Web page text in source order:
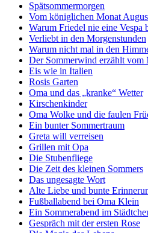
Spätsommermorgen
Vom königlichen Monat
Warum Friedel nie eine Vespa
Verliebt in den Morgenstunden
Warum nicht mal in den
Der Sommerwind erzählt vom
Eis wie in Italien
Rosis Garten
Oma und das „kranke“ Wetter
Kirschenkinder
Oma Wolke und die faulen
Ein bunter Sommertraum
Greta will verreisen
Grillen mit Opa
Die Stubenfliege
Die Zeit des kleinen Sommers
Das ungesagte Wort
Alte Liebe und bunte
Fußballabend bei Oma Klein
Ein Sommerabend im
Gespräch mit der ersten Rose